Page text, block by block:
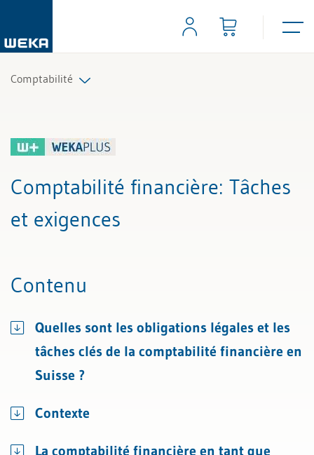
Comptabilité
Tous les experts
Comptabilité financière: Tâches
et exigences
Contenu
Quelles sont les obligations légales et les
tâches clés de la comptabilité financière en
Suisse ?
Contexte
La comptabilité financière en tant que